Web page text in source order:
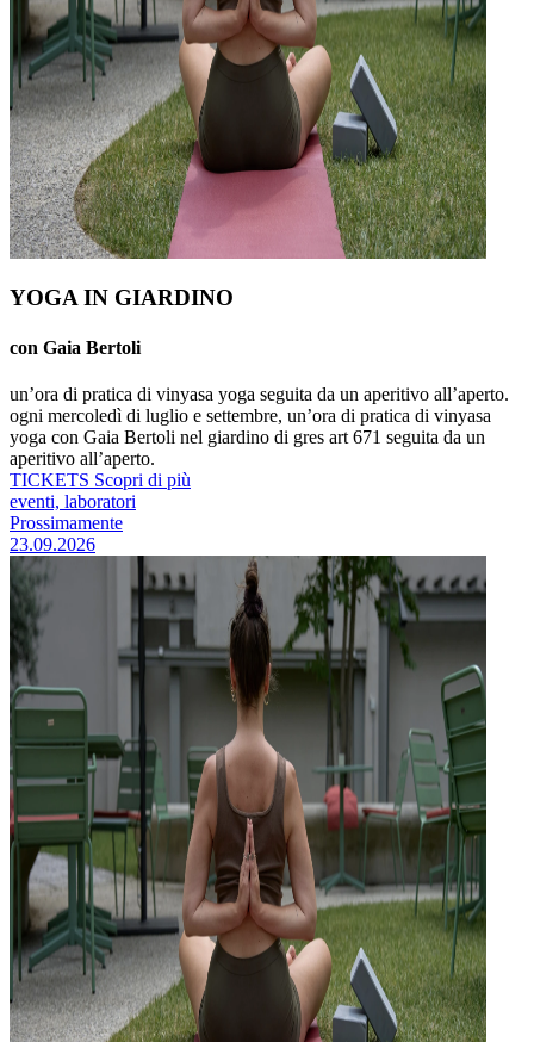
YOGA IN GIARDINO
con Gaia Bertoli
un’ora di pratica di vinyasa yoga seguita da un aperitivo all’aperto.
ogni mercoledì di luglio e settembre, un’ora di pratica di vinyasa
yoga con Gaia Bertoli nel giardino di gres art 671 seguita da un
aperitivo all’aperto.
TICKETS Scopri di più
eventi, laboratori
Prossimamente
23.09.2026